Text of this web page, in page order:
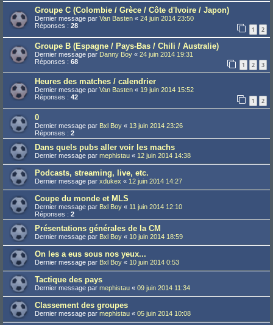
Groupe C (Colombie / Grèce / Côte d'Ivoire / Japon)
Dernier message par Van Basten « 24 juin 2014 23:50
Réponses : 28 1 2
Groupe B (Espagne / Pays-Bas / Chili / Australie)
Dernier message par Danny Boy « 24 juin 2014 19:31
Réponses : 68 1 2 3
Heures des matches / calendrier
Dernier message par Van Basten « 19 juin 2014 15:52
Réponses : 42 1 2
0
Dernier message par Bxl Boy « 13 juin 2014 23:26
Réponses : 2
Dans quels pubs aller voir les machs
Dernier message par mephistau « 12 juin 2014 14:38
Podcasts, streaming, live, etc.
Dernier message par xdukex « 12 juin 2014 14:27
Coupe du monde et MLS
Dernier message par Bxl Boy « 11 juin 2014 12:10
Réponses : 2
Présentations générales de la CM
Dernier message par Bxl Boy « 10 juin 2014 18:59
On les a eus sous nos yeux...
Dernier message par Bxl Boy « 10 juin 2014 0:53
Tactique des pays
Dernier message par mephistau « 09 juin 2014 11:34
Classement des groupes
Dernier message par mephistau « 05 juin 2014 10:08